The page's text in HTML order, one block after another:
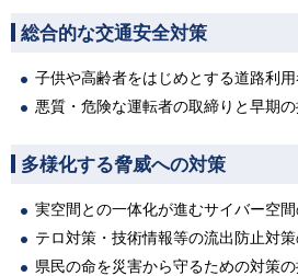
総合的な交通安全対策
子供や高齢者をはじめとする道路利
悪質・危険な運転者の取締りと早期
多様化する脅威への対策
実空間との一体化が進むサイバー空
テロ対策・技術情報等の流出防止対
県民の命を災害から守るための対策